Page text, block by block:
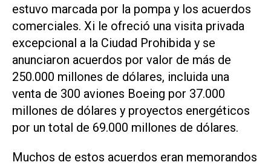
estuvo marcada por la pompa y los acuerdos
comerciales. Xi le ofreció una visita privada
excepcional a la Ciudad Prohibida y se
anunciaron acuerdos por valor de más de
250.000 millones de dólares, incluida una
venta de 300 aviones Boeing por 37.000
millones de dólares y proyectos energéticos
por un total de 69.000 millones de dólares.
Muchos de estos acuerdos eran memorandos